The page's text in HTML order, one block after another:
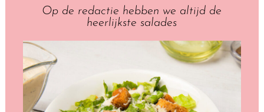
Op de redactie hebben we altijd de
heerlijkste salades